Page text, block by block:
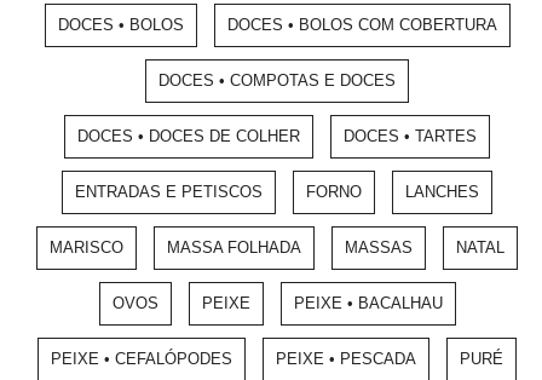
DOCES • BOLOS DOCES • BOLOS COM COBERTURA
DOCES • COMPOTAS E DOCES
DOCES • DOCES DE COLHER DOCES • TARTES
ENTRADAS E PETISCOS FORNO LANCHES
MARISCO MASSA FOLHADA MASSAS NATAL
OVOS PEIXE PEIXE • BACALHAU
PEIXE • CEFALÓPODES PEIXE • PESCADA PURÉ